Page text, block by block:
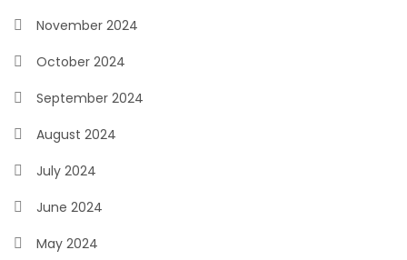
November 2024
October 2024
September 2024
August 2024
July 2024
June 2024
May 2024